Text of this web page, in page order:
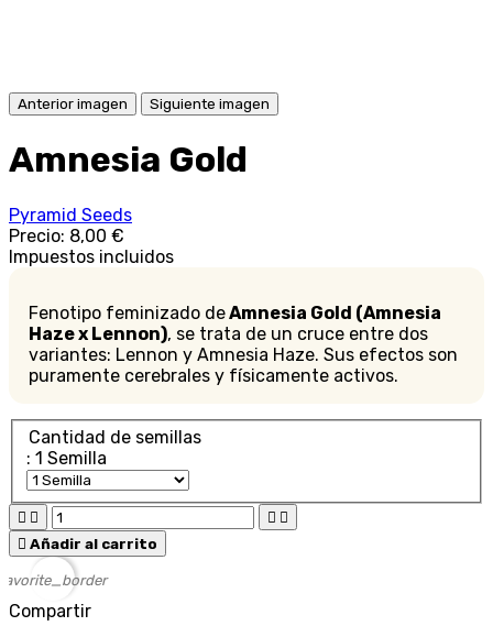
Anterior imagen Siguiente imagen
Amnesia Gold
Pyramid Seeds
Precio: 8,00 €
Impuestos incluidos
Fenotipo feminizado deAmnesia Gold (Amnesia
Haze x Lennon), se trata de un cruce entre dos
variantes: Lennon y Amnesia Haze. Sus efectos son
puramente cerebrales y físicamente activos.
Cantidad de semillas
: 1 Semilla
   
 Añadir al carrito
favorite_border
Compartir